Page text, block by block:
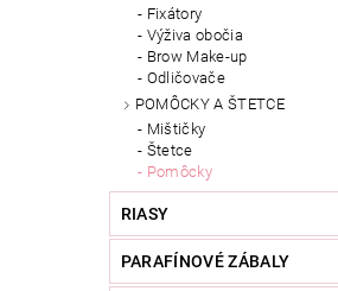
Fixátory
Výživa obočia
Brow Make-up
Odličovače
POMÔCKY A ŠTETCE
Mištičky
Štetce
Pomôcky
RIASY
PARAFÍNOVÉ ZÁBALY